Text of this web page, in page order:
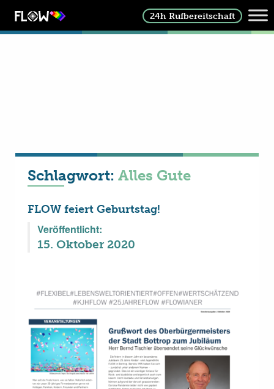
24h Rufbereitschaft
Schlagwort: Alles Gute
FLOW feiert Geburtstag!
Veröffentlicht:
15. Oktober 2020